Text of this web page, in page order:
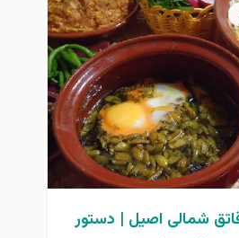
شمالی اصیل | دستور